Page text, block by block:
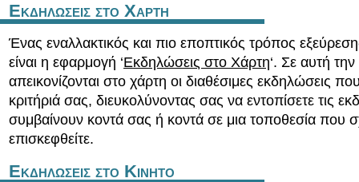
Εκδηλωσεις στο Χαρτη
Ένας εναλλακτικός και πιο εποπτικός τρόπος
είναι η εφαρμογή ‘Εκδηλώσεις στο Χάρτη‘. Σε αυτή
απεικονίζονται στο χάρτη οι διαθέσιμες εκδηλώσεις
κριτήριά σας, διευκολύνοντας σας να εντοπίσετε τις
συμβαίνουν κοντά σας ή κοντά σε μια τοποθεσία που
επισκεφθείτε.
Εκδηλωσεις στο Κινητο